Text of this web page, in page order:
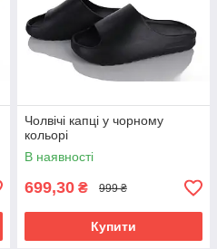
Чолвічі капці у чорному
кольорі
В наявності
699,30 ₴ 999 ₴
Купити